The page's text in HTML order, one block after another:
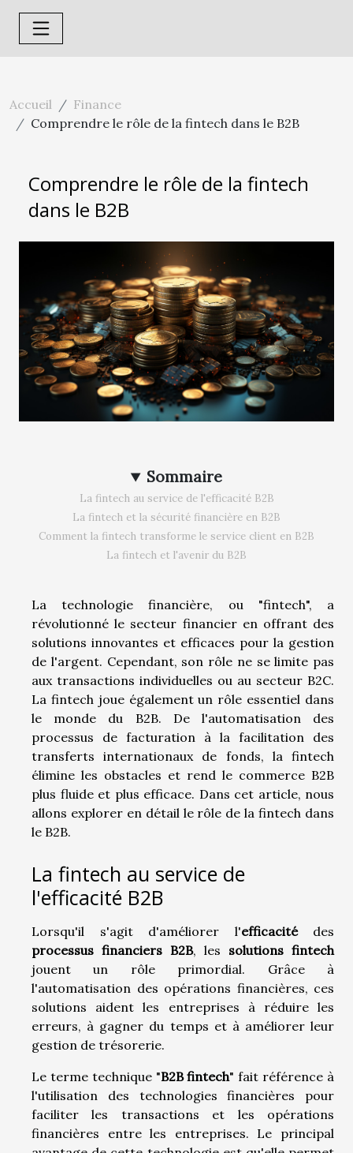
Accueil
Finance
Comprendre le rôle de la fintech dans le B2B
Comprendre le rôle de la fintech
dans le B2B
Sommaire
La fintech au service de l'efficacité B2B
La fintech et la sécurité financière en B2B
Comment la fintech transforme le service client en B2B
La fintech et l'avenir du B2B
La technologie financière, ou "fintech", a
révolutionné le secteur financier en offrant des
solutions innovantes et efficaces pour la gestion
de l'argent. Cependant, son rôle ne se limite pas
aux transactions individuelles ou au secteur B2C.
La fintech joue également un rôle essentiel dans
le monde du B2B. De l'automatisation des
processus de facturation à la facilitation des
transferts internationaux de fonds, la fintech
élimine les obstacles et rend le commerce B2B
plus fluide et plus efficace. Dans cet article, nous
allons explorer en détail le rôle de la fintech dans
le B2B.
La fintech au service de
l'efficacité B2B
Lorsqu'il s'agit d'améliorer l'efficacitédes
processus financiers B2B, les solutions fintech
jouent un rôle primordial. Grâce à
l'automatisation des opérations financières, ces
solutions aident les entreprises à réduire les
erreurs, à gagner du temps et à améliorer leur
gestion de trésorerie.
Le terme technique "B2B fintech" fait référence à
l'utilisation des technologies financières pour
faciliter les transactions et les opérations
financières entre les entreprises. Le principal